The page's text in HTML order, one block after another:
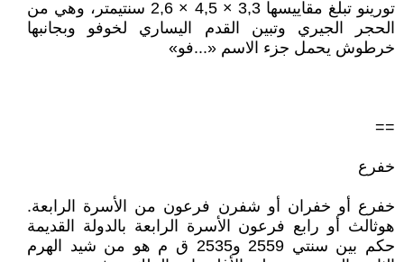
تورينو تبلغ مقاييسها 3,3 × 4,5 × 2,6 سنتيمتر، وهي من
الحجر الجيري وتبين القدم اليساري لخوفو وبجانبها
خرطوش يحمل جزء الاسم «...فو»
==
خفرع
خفرع أو خفران أو شفرن فرعون من الأسرة الرابعة.
هوثالث أو رابع فرعون الأسرة الرابعة بالدولة القديمة
حكم بين سنتي 2559 و2535 ق م هو من شيد الهرم